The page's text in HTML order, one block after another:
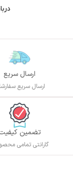
ارسال سریع
ارسال سریع
تضمین
گارانتی تمامی